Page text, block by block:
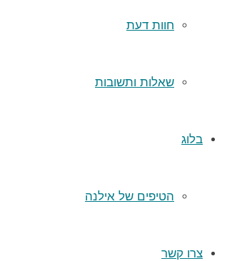
חוות דעת
שאלות ותשובות
בלוג
הטיפים של אילנה
צרו קשר